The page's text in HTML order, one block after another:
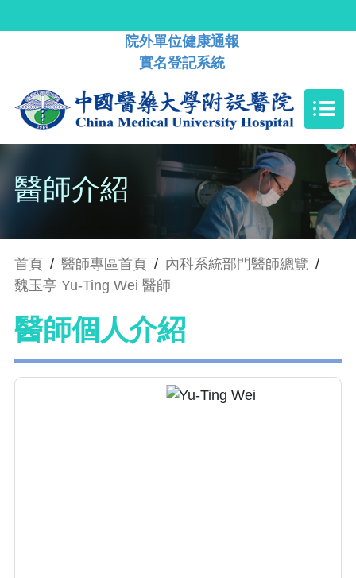
院外單位健康通報
實名登記系統
醫師介紹
首頁 / 醫師專區首頁 / 內科系統部門醫師總覽 /
魏玉亭 Yu-Ting Wei 醫師
醫師個人介紹